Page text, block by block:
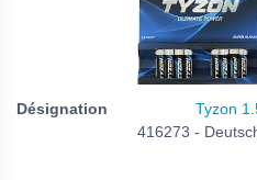
Tyzon
416273 -